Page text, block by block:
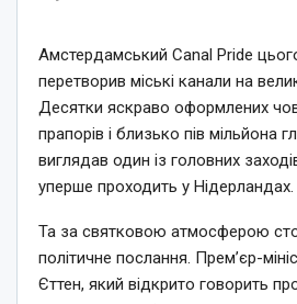
Амстердамський Canal Pride
перетворив міські канали на
Десятки яскраво оформлених
прапорів і близько пів мільйона
виглядав один із головних
уперше проходить у Нідерландах.
Та за святковою атмосферою
політичне послання. Прем’єр-
Єттен, який відкрито говорить